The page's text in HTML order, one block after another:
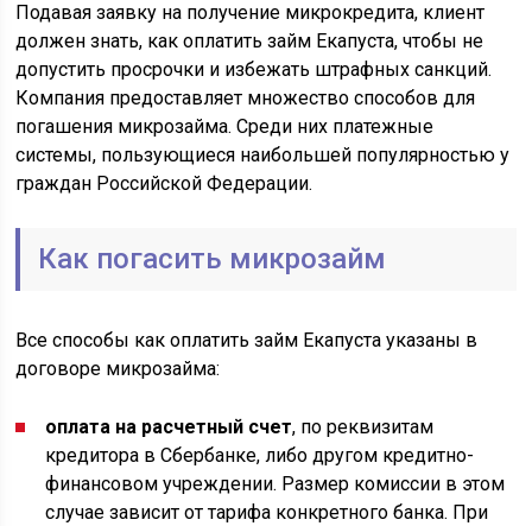
Подавая заявку на получение микрокредита, клиент
должен знать, как оплатить займ Екапуста, чтобы не
допустить просрочки и избежать штрафных санкций.
Компания предоставляет множество способов для
погашения микрозайма. Среди них платежные
системы, пользующиеся наибольшей популярностью у
граждан Российской Федерации.
Как погасить микрозайм
Все способы как оплатить займ Екапуста указаны в
договоре микрозайма:
оплата на расчетный счет, по реквизитам
кредитора в Сбербанке, либо другом кредитно-
финансовом учреждении. Размер комиссии в этом
случае зависит от тарифа конкретного банка. При